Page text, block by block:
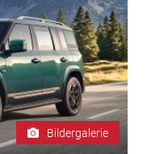
Bildergalerie